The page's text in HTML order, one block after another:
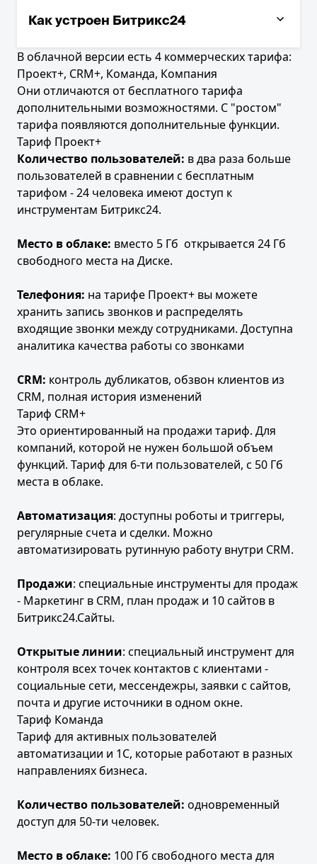
В облачной версии есть 4 коммерческих тарифа:
Проект+, CRM+, Команда, Компания
Они отличаются от бесплатного тарифа
дополнительными возможностями. С "ростом"
тарифа появляются дополнительные функции.
Тариф Проект+
Количество пользователей: в два раза больше
пользователей в сравнении с бесплатным
тарифом - 24 человека имеют доступ к
инструментам Битрикс24.
Место в облаке: вместо 5 Гб открывается 24 Гб
свободного места на Диске.
Телефония: на тарифе Проект+ вы можете
хранить запись звонков и распределять
входящие звонки между сотрудниками. Доступна
аналитика качества работы со звонками
CRM: контроль дубликатов, обзвон клиентов из
CRM, полная история изменений
Тариф CRM+
Это ориентированный на продажи тариф. Для
компаний, которой не нужен большой объем
функций. Тариф для 6-ти пользователей, с 50 Гб
места в облаке.
Автоматизация: доступны роботы и триггеры,
регулярные счета и сделки. Можно
автоматизировать рутинную работу внутри CRM.
Продажи: специальные инструменты для продаж
- Маркетинг в CRM, план продаж и 10 сайтов в
Битрикс24.Сайты.
Открытые линии: специальный инструмент для
контроля всех точек контактов с клиентами -
социальные сети, мессендежры, заявки с сайтов,
почта и другие источники в одном окне.
Тариф Команда
Тариф для активных пользователей
автоматизации и 1С, которые работают в разных
направлениях бизнеса.
Количество пользователей: одновременный
доступ для 50-ти человек.
Место в облаке: 100 Гб свободного места для
Как изменить домен или доменную зону?
Как устроен Битрикс24
Как обновить Битрикс24
Как удалить уволенного пользователя из
Битрикс24
Бесплатные коммуникации в Битрикс24